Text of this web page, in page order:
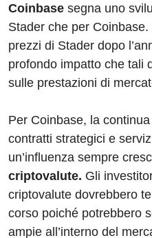
Coinbase segna uno
Stader che per
prezzi di Stader dopo
profondo impatto che tali
sulle prestazioni di
Per Coinbase, la
contratti strategici e
un’influenza sempre
criptovalute. Gli
criptovalute dovrebbero
corso poiché potrebbero
ampie all’interno del